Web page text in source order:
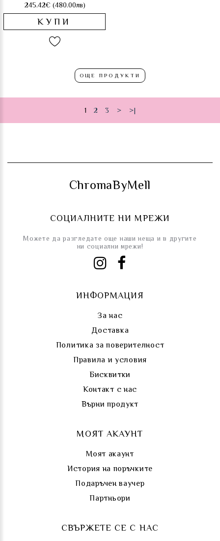
245.42€ (480.00лв)
КУПИ
ОЩЕ ПРОДУКТИ
1 2 3 > >|
ИНФОРМАЦИЯ
За нас
Доставка
Политика за поверителност
Правила и условия
Бисквитки
Контакт с нас
Върни продукт
МОЯТ АКАУНТ
Моят акаунт
История на поръчките
Подаръчен ваучер
Партньори
ChromaByMell
СОЦИАЛНИТЕ НИ МРЕЖИ
Можете да разгледате още наши неща и в другите
ни социални мрежи!
СВЪРЖЕТЕ СЕ С НАС